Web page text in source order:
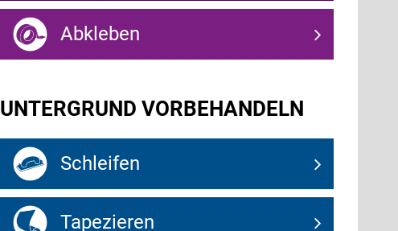
Abkleben
UNTERGRUND VORBEHANDELN
Schleifen
Tapezieren